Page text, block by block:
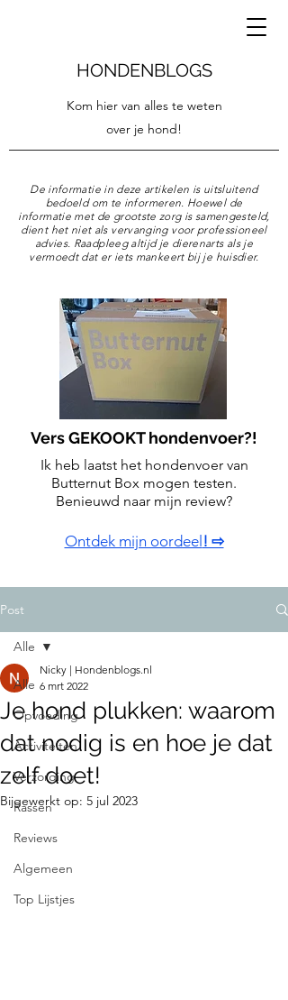
HONDENBLOGS
Kom hier van alles te weten
over je hond!
De informatie in deze artikelen is uitsluitend
bedoeld om te informeren. Hoewel de
informatie met de grootste zorg is samengesteld,
dient het niet als vervanging voor professioneel
advies. Raadpleeg altijd je dierenarts als je
vermoedt dat er iets mankeert bij je huisdier.
Vers GEKOOKT hondenvoer?!
Ik heb laatst het hondenvoer van
Butternut Box mogen testen.
Benieuwd naar mijn review?
Ontdek mijn oordeel ! ⇨
Post
Alle
Opvoeding
Activiteiten
Verzorging
Rassen
Reviews
Algemeen
Top Lijstjes
Alle
Je hond plukken: waarom
dat nodig is en hoe je dat
zelf doet!
Nicky | Hondenblogs.nl
6 mrt 2022
Bijgewerkt op: 5 jul 2023